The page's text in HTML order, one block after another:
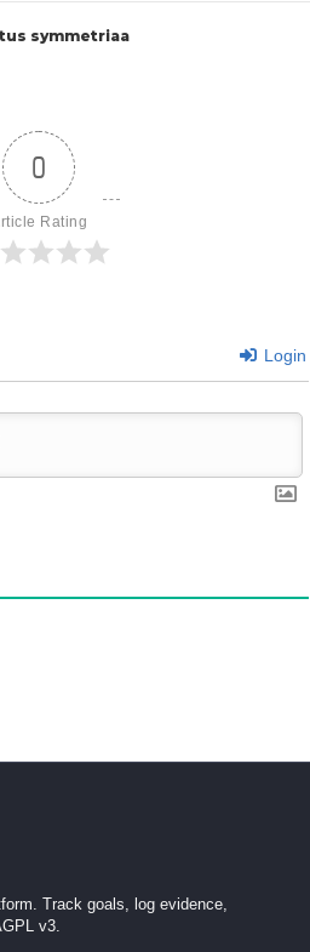
symmetriaa
0
Rating
Login
Track goals, log evidence,
v3.